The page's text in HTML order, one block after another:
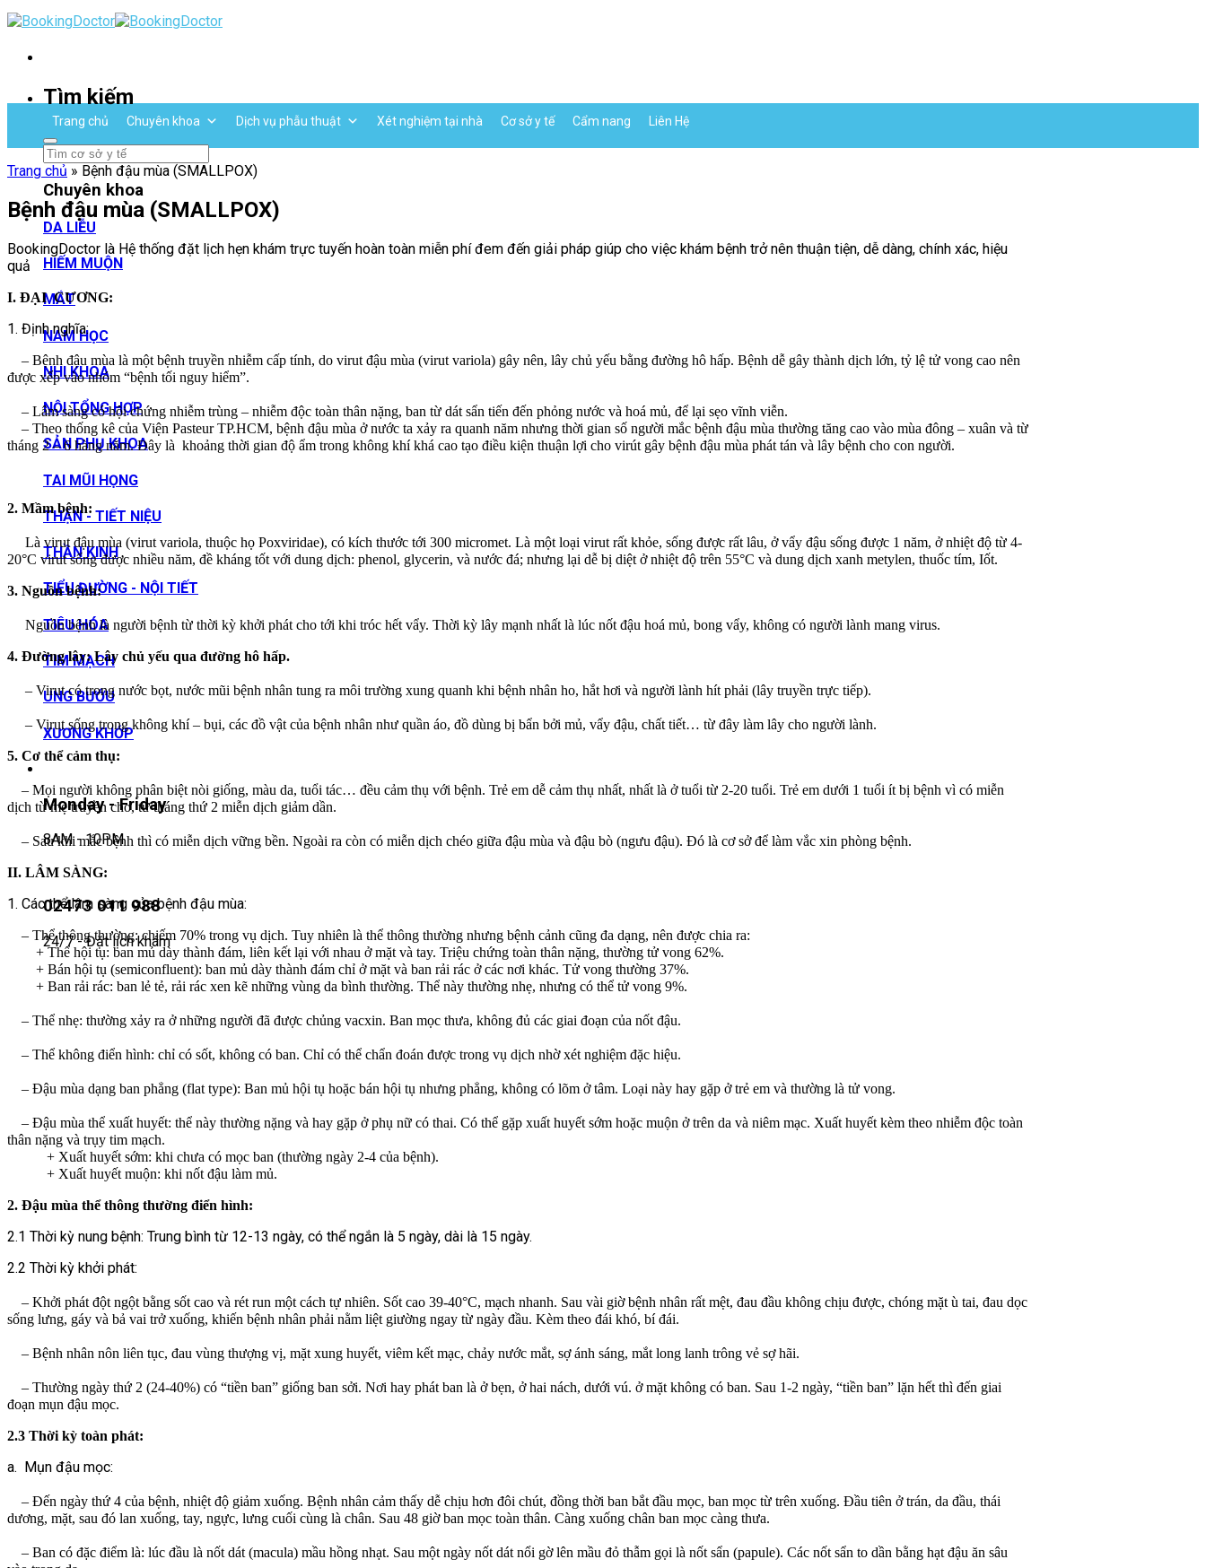
Skip
to
Tìm kiếm
Chuyên khoa
DA LIỄU
HIẾM MUỘN
MẮT
NAM HỌC
NHI KHOA
NỘI TỔNG HỢP
SẢN PHỤ KHOA
TAI MŨI HỌNG
THẬN - TIẾT NIỆU
THẦN KINH
TIỂU ĐƯỜNG - NỘI TIẾT
TIÊU HÓA
TIM MẠCH
UNG BƯỚU
XƯƠNG KHỚP
Monday - Friday
8AM - 10PM
02473 011 988
24/7 - Đặt lịch khám
Trang chủ Chuyên khoa Dịch vụ phẫu thuật Xét nghiệm tại nhà Cơ sở y tế Cẩm nang Liên Hệ
Trang chủ » Bệnh đậu mùa (SMALLPOX)
Bệnh đậu mùa (SMALLPOX)
BookingDoctor là Hệ thống đặt lịch hẹn khám trực tuyến hoàn toàn miễn phí đem đến giải pháp giúp cho việc khám bệnh trở nên thuận tiện, dễ dàng, chính xác, hiệu
quả
I. ĐẠI CƯƠNG:
1. Định nghĩa:
– Bệnh đậu mùa là một bệnh truyền nhiễm cấp tính, do virut đậu mùa (virut variola) gây nên, lây chủ yếu bằng đường hô hấp. Bệnh dễ gây thành dịch lớn, tỷ lệ tử vong cao nên
được xếp vào nhóm “bệnh tối nguy hiểm”.
– Lâm sàng có hội chứng nhiễm trùng – nhiễm độc toàn thân nặng, ban từ dát sẩn tiến đến phỏng nước và hoá mủ, để lại sẹo vĩnh viễn.
– Theo thống kê của Viện Pasteur TP.HCM, bệnh đậu mùa ở nước ta xảy ra quanh năm nhưng thời gian số người mắc bệnh đậu mùa thường tăng cao vào mùa đông – xuân và từ
tháng 2 – 6 hàng năm. Đây là khoảng thời gian độ ẩm trong không khí khá cao tạo điều kiện thuận lợi cho virút gây bệnh đậu mùa phát tán và lây bệnh cho con người.
2. Mầm bệnh:
Là virut đậu mùa (virut variola, thuộc họ Poxviridae), có kích thước tới 300 micromet. Là một loại virut rất khỏe, sống được rất lâu, ở vẩy đậu sống được 1 năm, ở nhiệt độ từ 4-
20°C virut sống được nhiều năm, đề kháng tốt với dung dịch: phenol, glycerin, và nước đá; nhưng lại dễ bị diệt ở nhiệt độ trên 55°C và dung dịch xanh metylen, thuốc tím, Iốt.
3. Nguồn bệnh:
Nguồn bệnh là người bệnh từ thời kỳ khởi phát cho tới khi tróc hết vẩy. Thời kỳ lây mạnh nhất là lúc nốt đậu hoá mủ, bong vẩy, không có người lành mang virus.
4. Đường lây: Lây chủ yếu qua đường hô hấp.
– Virut có trong nước bọt, nước mũi bệnh nhân tung ra môi trường xung quanh khi bệnh nhân ho, hắt hơi và người lành hít phải (lây truyền trực tiếp).
– Virut sống trong không khí – bụi, các đồ vật của bệnh nhân như quần áo, đồ dùng bị bẩn bởi mủ, vẩy đậu, chất tiết… từ đây làm lây cho người lành.
5. Cơ thể cảm thụ:
– Mọi người không phân biệt nòi giống, màu da, tuổi tác… đều cảm thụ với bệnh. Trẻ em dễ cảm thụ nhất, nhất là ở tuổi từ 2-20 tuổi. Trẻ em dưới 1 tuổi ít bị bệnh vì có miễn
dịch từ mẹ truyền cho, từ tháng thứ 2 miễn dịch giảm dần.
– Sau khi mắc bệnh thì có miễn dịch vững bền. Ngoài ra còn có miễn dịch chéo giữa đậu mùa và đậu bò (ngưu đậu). Đó là cơ sở để làm vắc xin phòng bệnh.
II. LÂM SÀNG:
1. Các thể lâm sàng của bệnh đậu mùa:
– Thể thông thường: chiếm 70% trong vụ dịch. Tuy nhiên là thể thông thường nhưng bệnh cảnh cũng đa dạng, nên được chia ra:
+ Thể hội tụ: ban mủ dày thành đám, liên kết lại với nhau ở mặt và tay. Triệu chứng toàn thân nặng, thường tử vong 62%.
+ Bán hội tụ (semiconfluent): ban mủ dày thành đám chỉ ở mặt và ban rải rác ở các nơi khác. Tử vong thường 37%.
+ Ban rải rác: ban lẻ tẻ, rải rác xen kẽ những vùng da bình thường. Thể này thường nhẹ, nhưng có thể tử vong 9%.
– Thể nhẹ: thường xảy ra ở những người đã được chủng vacxin. Ban mọc thưa, không đủ các giai đoạn của nốt đậu.
– Thể không điển hình: chỉ có sốt, không có ban. Chỉ có thể chẩn đoán được trong vụ dịch nhờ xét nghiệm đặc hiệu.
– Đậu mùa dạng ban phẳng (flat type): Ban mủ hội tụ hoặc bán hội tụ nhưng phẳng, không có lõm ở tâm. Loại này hay gặp ở trẻ em và thường là tử vong.
– Đậu mùa thể xuất huyết: thể này thường nặng và hay gặp ở phụ nữ có thai. Có thể gặp xuất huyết sớm hoặc muộn ở trên da và niêm mạc. Xuất huyết kèm theo nhiễm độc toàn
thân nặng và trụy tim mạch.
+ Xuất huyết sớm: khi chưa có mọc ban (thường ngày 2-4 của bệnh).
+ Xuất huyết muộn: khi nốt đậu làm mủ.
2. Đậu mùa thể thông thường điển hình:
2.1 Thời kỳ nung bệnh: Trung bình từ 12-13 ngày, có thể ngắn là 5 ngày, dài là 15 ngày.
2.2 Thời kỳ khởi phát:
– Khởi phát đột ngột bằng sốt cao và rét run một cách tự nhiên. Sốt cao 39-40°C, mạch nhanh. Sau vài giờ bệnh nhân rất mệt, đau đầu không chịu được, chóng mặt ù tai, đau dọc
sống lưng, gáy và bả vai trở xuống, khiến bệnh nhân phải nằm liệt giường ngay từ ngày đầu. Kèm theo đái khó, bí đái.
– Bệnh nhân nôn liên tục, đau vùng thượng vị, mặt xung huyết, viêm kết mạc, chảy nước mắt, sợ ánh sáng, mắt long lanh trông vẻ sợ hãi.
– Thường ngày thứ 2 (24-40%) có “tiền ban” giống ban sởi. Nơi hay phát ban là ở bẹn, ở hai nách, dưới vú. ở mặt không có ban. Sau 1-2 ngày, “tiền ban” lặn hết thì đến giai
đoạn mụn đậu mọc.
2.3 Thời kỳ toàn phát:
a. Mụn đậu mọc:
– Đến ngày thứ 4 của bệnh, nhiệt độ giảm xuống. Bệnh nhân cảm thấy dễ chịu hơn đôi chút, đồng thời ban bắt đầu mọc, ban mọc từ trên xuống. Đầu tiên ở trán, da đầu, thái
dương, mặt, sau đó lan xuống, tay, ngực, lưng cuối cùng là chân. Sau 48 giờ ban mọc toàn thân. Càng xuống chân ban mọc càng thưa.
– Ban có đặc điểm là: lúc đầu là nốt dát (macula) mầu hồng nhạt. Sau một ngày nốt dát nổi gờ lên mầu đỏ thẫm gọi là nốt sẩn (papule). Các nốt sẩn to dần bằng hạt đậu ăn sâu